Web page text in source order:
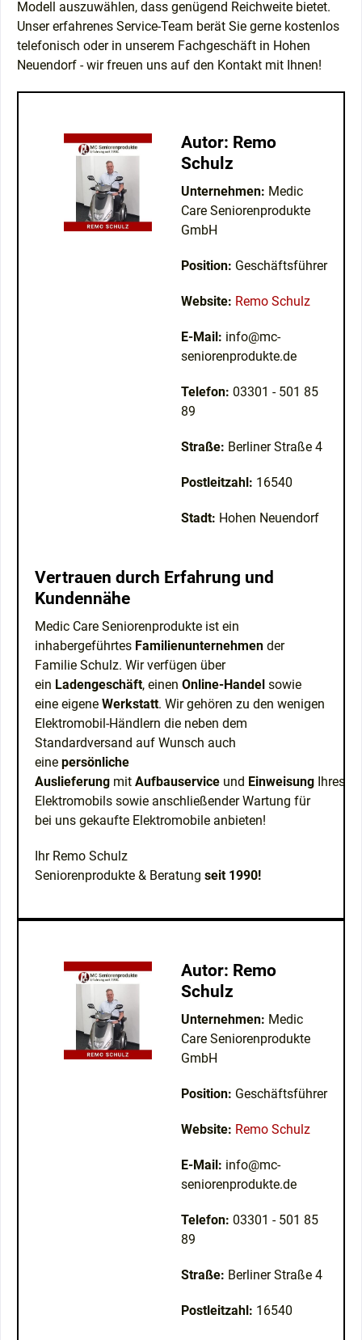
Modell auszuwählen, dass genügend Reichweite bietet.
Unser erfahrenes Service-Team berät Sie gerne kostenlos
telefonisch oder in unserem Fachgeschäft in Hohen
Neuendorf - wir freuen uns auf den Kontakt mit Ihnen!
Autor: Remo
Schulz
Unternehmen: Medic
Care Seniorenprodukte
GmbH
Position: Geschäftsführer
Website: Remo Schulz
E-Mail: info@mc-
seniorenprodukte.de
Telefon: 03301 - 501 85
89
Straße: Berliner Straße 4
Postleitzahl: 16540
Stadt: Hohen Neuendorf
Vertrauen durch Erfahrung und
Kundennähe
Medic Care Seniorenprodukte ist ein
inhabergeführtes Familienunternehmen der
Familie Schulz. Wir verfügen über
ein Ladengeschäft, einen Online-Handel sowie
eine eigene Werkstatt. Wir gehören zu den wenigen
Elektromobil-Händlern die neben dem
Standardversand auf Wunsch auch
eine persönliche
Auslieferung mit Aufbauservice und Einweisung Ihres
Elektromobils sowie anschließender Wartung für
bei uns gekaufte Elektromobile anbieten!
Ihr Remo Schulz
Seniorenprodukte & Beratung seit 1990!
Autor: Remo
Schulz
Unternehmen: Medic
Care Seniorenprodukte
GmbH
Position: Geschäftsführer
Website: Remo Schulz
E-Mail: info@mc-
seniorenprodukte.de
Telefon: 03301 - 501 85
89
Straße: Berliner Straße 4
Postleitzahl: 16540